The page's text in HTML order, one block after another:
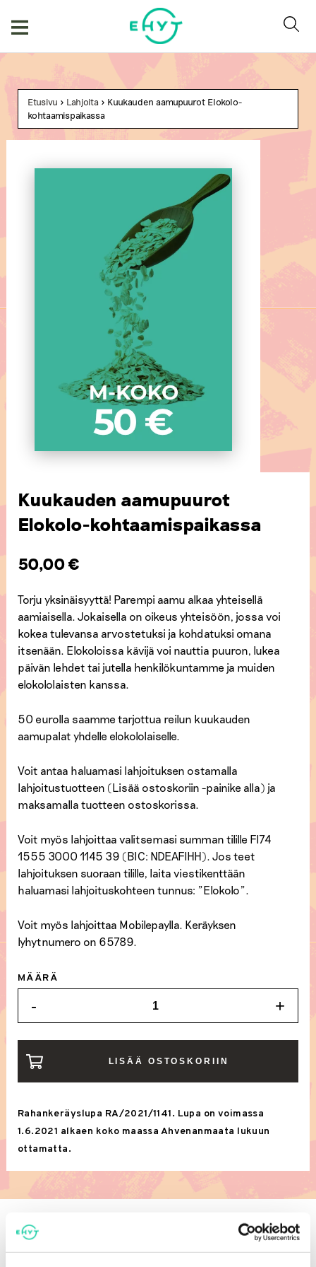
Etusivu > Lahjoita > Kuukauden aamupuurot Elokolo-
kohtaamispaikassa
Kuukauden aamupuurot
Elokolo-kohtaamispaikassa
50,00€
Torju yksinäisyyttä! Parempi aamu alkaa yhteisellä
aamiaisella. Jokaisella on oikeus yhteisöön, jossa voi
kokea tulevansa arvostetuksi ja kohdatuksi omana
itsenään. Elokoloissa kävijä voi nauttia puuron, lukea
päivän lehdet tai jutella henkilökuntamme ja muiden
elokololaisten kanssa.
50 eurolla saamme tarjottua reilun kuukauden
aamupalat yhdelle elokololaiselle.
Voit antaa haluamasi lahjoituksen ostamalla
lahjoitustuotteen (Lisää ostoskoriin -painike alla) ja
maksamalla tuotteen ostoskorissa.
Voit myös lahjoittaa valitsemasi summan tilille FI74
1555 3000 1145 39 (BIC: NDEAFIHH). Jos teet
lahjoituksen suoraan tilille, laita viestikenttään
haluamasi lahjoituskohteen tunnus: ”Elokolo”.
Voit myös lahjoittaa Mobilepaylla. Keräyksen
lyhytnumero on 65789.
MÄÄRÄ
-
ELOKOLO-
+
LISÄÄ OSTOSKORIIN
Rahankeräyslupa RA/2021/1141. Lupa on voimassa
1.6.2021 alkaen koko maassa Ahvenanmaata lukuun
ottamatta.